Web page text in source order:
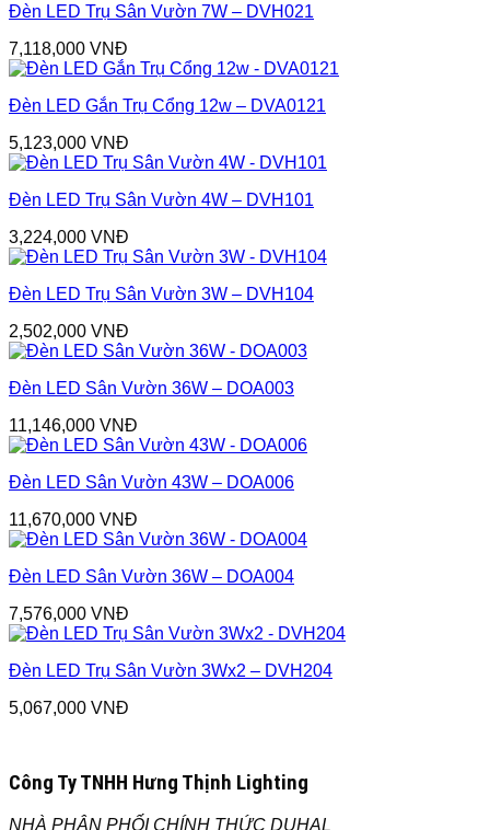
Đèn LED Trụ Sân Vườn 7W – DVH021
7,118,000 VNĐ
Đèn LED Gắn Trụ Cổng 12w – DVA0121
5,123,000 VNĐ
Đèn LED Trụ Sân Vườn 4W – DVH101
3,224,000 VNĐ
Đèn LED Trụ Sân Vườn 3W – DVH104
2,502,000 VNĐ
Đèn LED Sân Vườn 36W – DOA003
11,146,000 VNĐ
Đèn LED Sân Vườn 43W – DOA006
11,670,000 VNĐ
Đèn LED Sân Vườn 36W – DOA004
7,576,000 VNĐ
Đèn LED Trụ Sân Vườn 3Wx2 – DVH204
5,067,000 VNĐ
Công Ty TNHH Hưng Thịnh Lighting
NHÀ PHÂN PHỐI CHÍNH THỨC DUHAL